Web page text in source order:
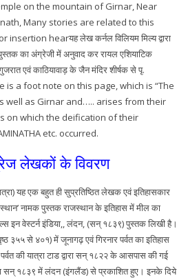
on the mountain of Girnar, Near
Many stories are related to this
hearयह लेख कर्नल विलियम मिल्य द्वारा
का अंग्रेजी में अनुवाद कर रायल एशियाटिक
एवं काठियावाड़ के जैन मंदिर शीर्षक से पृ.
is a foot note on this page, which is “The
well as Girnar and….. arises from their
on which the deification of their
etc. occurred.
लेखकों के विवरण
यह एक बहुत ही सुप्रतिष्ठित लेखक एवं इतिहासकार
नामक पुस्तक राजस्थान के इतिहास में मील का
इन वेस्टर्न इंडिया,, लंदन, (सन् १८३९) पुस्तक लिखी है।
३५५ से ४०१) में जूनागढ़ एवं गिरनार पर्वत का इतिहास
की यात्रा टाड द्वारा सन् १८२२ के आसपास की गई
सन् १८३९ में लंदन (इंगलैंड) से प्रकाशित हुए। इनके दिये